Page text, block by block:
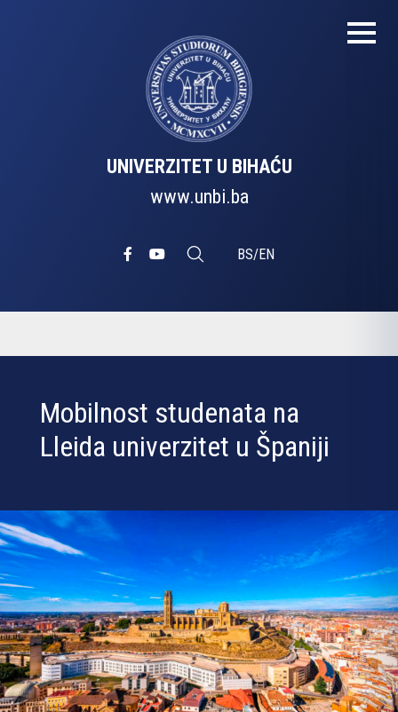
UNIVERZITET U BIHAĆU
www.unbi.ba
BS/EN
Mobilnost studenata na
Lleida univerzitet u Španiji